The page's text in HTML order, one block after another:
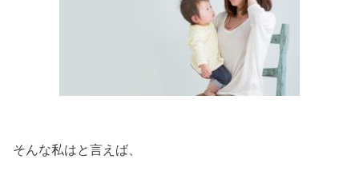
そんな私はと言えば、